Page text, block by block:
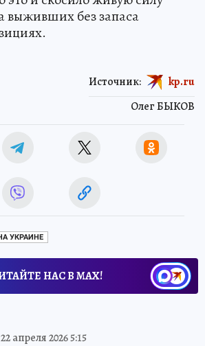
выживших без запаса
Олег БЫКОВ
Источник: kp.ru
УКРАИНЕ
НАС В МАХ!
22 апреля 2026 5:15